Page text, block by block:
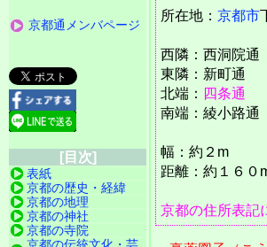
所在地： 京都市
西隣：西洞院通
東隣：新町通
北端： 四条通
南端：綾小路通
幅：約２m
距離：約１６０
京都の住所表記
京都通メンバページ
[目次]
表紙
京都の歴史・経緯
京都の地理
京都の神社
京都の寺院